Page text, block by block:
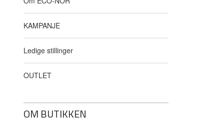
KAMPANJE
Ledige stillinger
OUTLET
OM BUTIKKEN